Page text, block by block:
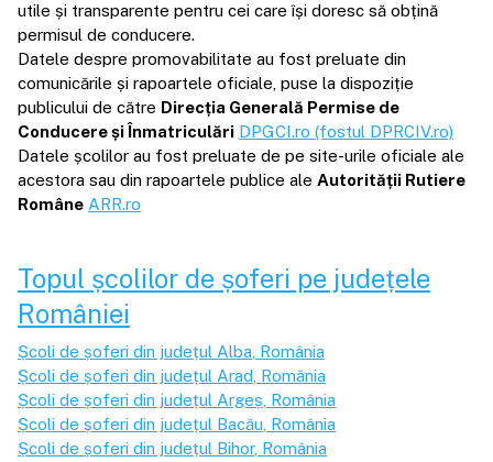
utile și transparente pentru cei care își doresc să obțină
permisul de conducere.
Datele despre promovabilitate au fost preluate din
comunicările și rapoartele oficiale, puse la dispoziție
publicului de către Direcția Generală Permise de
Conducere și Înmatriculări DPGCI.ro (fostul DPRCIV.ro)
Datele școlilor au fost preluate de pe site-urile oficiale ale
acestora sau din rapoartele publice ale Autorității Rutiere
Române ARR.ro
Topul școlilor de șoferi pe județele
României
Școli de șoferi din județul Alba , România
Școli de șoferi din județul Arad , România
Școli de șoferi din județul Argeș , România
Școli de șoferi din județul Bacău , România
Școli de șoferi din județul Bihor, România